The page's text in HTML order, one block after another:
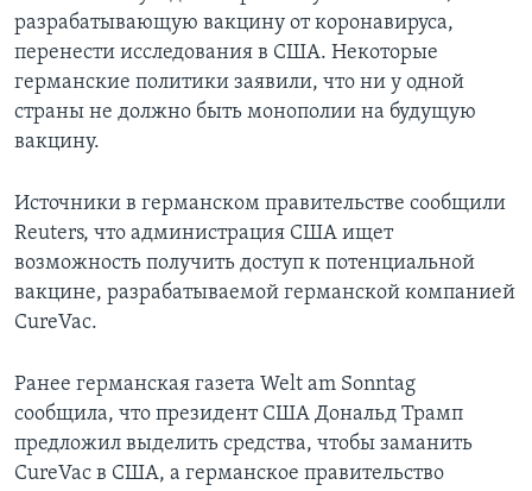
разрабатывающую вакцину от коронавируса,
перенести исследования в США. Некоторые
германские политики заявили, что ни у одной
страны не должно быть монополии на будущую
вакцину.
Источники в германском правительстве сообщили
Reuters, что администрация США ищет
возможность получить доступ к потенциальной
вакцине, разрабатываемой германской компанией
CureVac.
Ранее германская газета Welt am Sonntag
сообщила, что президент США Дональд Трамп
предложил выделить средства, чтобы заманить
CureVac в США, а германское правительство